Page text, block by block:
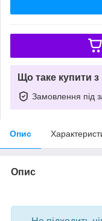
Що таке купити
Замовлення під
Опис
Опис